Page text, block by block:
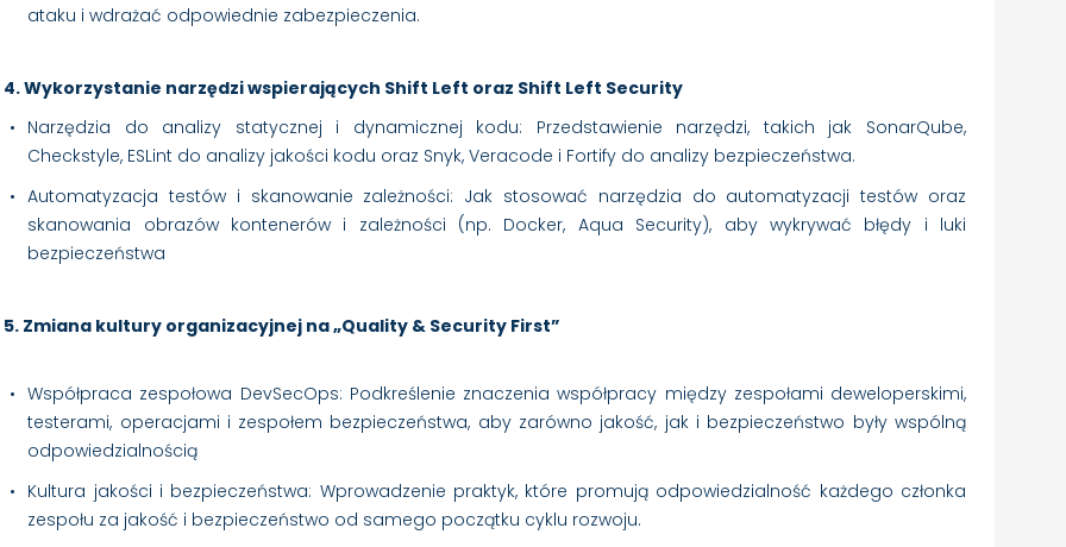
ataku i wdrażać odpowiednie zabezpieczenia.
4. Wykorzystanie narzędzi wspierających Shift Left oraz Shift Left Security
Narzędzia do analizy statycznej i dynamicznej kodu: Przedstawienie narzędzi, takich jak SonarQube,
Checkstyle, ESLint do analizy jakości kodu oraz Snyk, Veracode i Fortify do analizy bezpieczeństwa.
Automatyzacja testów i skanowanie zależności: Jak stosować narzędzia do automatyzacji testów oraz
skanowania obrazów kontenerów i zależności (np. Docker, Aqua Security), aby wykrywać błędy i luki
bezpieczeństwa
5. Zmiana kultury organizacyjnej na „Quality & Security First”
Współpraca zespołowa DevSecOps: Podkreślenie znaczenia współpracy między zespołami deweloperskimi,
testerami, operacjami i zespołem bezpieczeństwa, aby zarówno jakość, jak i bezpieczeństwo były wspólną
odpowiedzialnością
Kultura jakości i bezpieczeństwa: Wprowadzenie praktyk, które promują odpowiedzialność każdego członka
zespołu za jakość i bezpieczeństwo od samego początku cyklu rozwoju.